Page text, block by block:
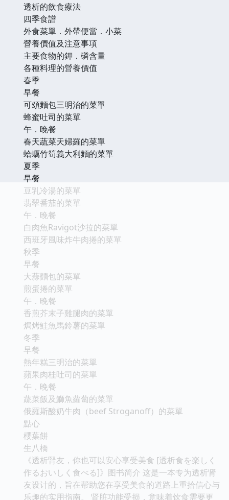
透析的飲食療法
四季食譜
外食菜單．外帶便當．小菜
營養價值及注意事項
主要食物的鉀．磷含量
各種料理的營養價值
春季
早餐
可頌麵包三明治的菜單
蜂蜜吐司的菜單
午．晚餐
春天蔬菜天婦羅的菜單
蛤蠣竹筍義大利麵的菜單
夏季
早餐
豆乳冷湯的菜單
翡翠番茄的菜單
午．晚餐
白肉魚Ravigot沙拉的菜單
西班牙風味炸牛肉捲的菜單
秋季
早餐
大蒜麵包的菜單
煎蛋捲的菜單
午．晚餐
香煎芥末子雞腿肉的菜單
焗烤鮭魚馬鈴薯的菜單
冬季
早餐
熱年糕三明治的菜單
蘋果肉桂吐司的菜單
午．晚餐
蔬菜飯及鰤魚蘿蔔的菜單
俄羅斯酸奶牛肉（beef Stroganoff）的菜單
點心
櫻葉餅
生八橋
《透析腎友，你也可以安心享受美食 [透析食を楽しく
作るおいしく食べる]》图书简介 这是一本专为透析肾
友设计的，旨在帮助您在享受美食的道路上重拾信心与
乐趣的实用指南。 肾脏功能受损，意味着饮食需要更